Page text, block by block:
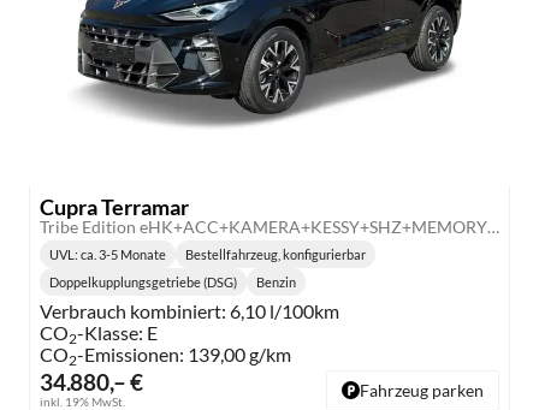
Cupra Terramar
Tribe Edition eHK+ACC+KAMERA+KESSY+SHZ+MEMORY+LED+20" ALU
34.880,– €
inkl. 19% MwSt.
Lieferzeit:
UVL : ca. 3-5 Monate Bestellfahrzeug, konfigurierbar
Getriebe:
Doppelkupplungsgetriebe (DSG)
Kraftstoff:
Benzin
Verbrauch kombiniert: 6,10 l/100km
CO2-Klasse: E
CO2-Emissionen: 139,00 g/km
Fahrzeug parken